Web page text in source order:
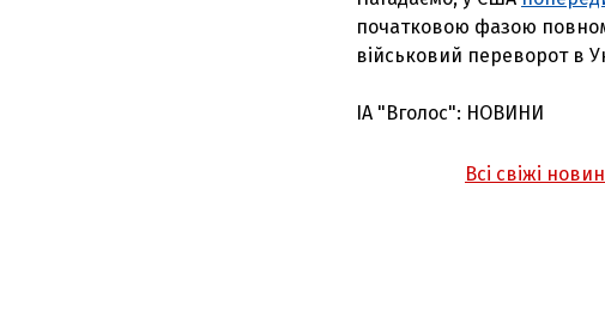
початковою фазою
військовий переворот в
ІА "Вголос": НОВИНИ
Всі свіжі